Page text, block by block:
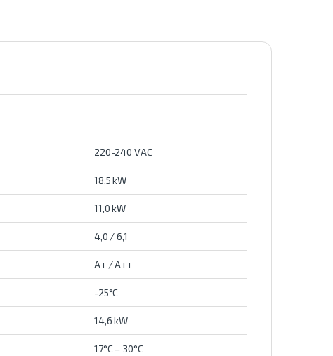
220-240 VAC
18,5 kW
11,0 kW
4,0 / 6,1
A+ / A++
-25°C
14,6 kW
17°C – 30°C